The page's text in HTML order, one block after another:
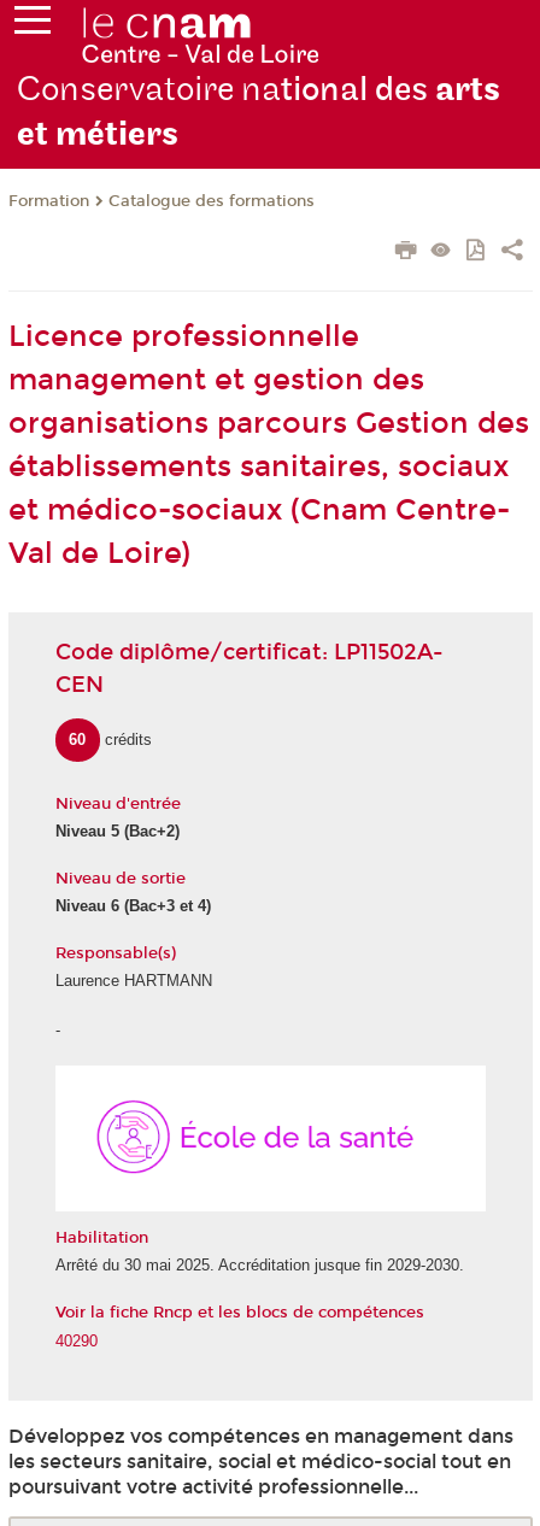
Conservatoire national des arts
et métiers
Formation Catalogue des formations
Licence professionnelle
management et gestion des
organisations parcours Gestion des
établissements sanitaires, sociaux
et médico-sociaux (Cnam Centre-
Val de Loire)
Code diplôme/certificat: LP11502A-
CEN
60 crédits
Niveau d'entrée
Niveau 5 (Bac+2)
Niveau de sortie
Niveau 6 (Bac+3 et 4)
Responsable(s)
Laurence HARTMANN
-
Habilitation
Arrêté du 30 mai 2025. Accréditation jusque fin 2029-2030.
Voir la fiche Rncp et les blocs de compétences
40290
Développez vos compétences en management dans
les secteurs sanitaire, social et médico-social tout en
poursuivant votre activité professionnelle...